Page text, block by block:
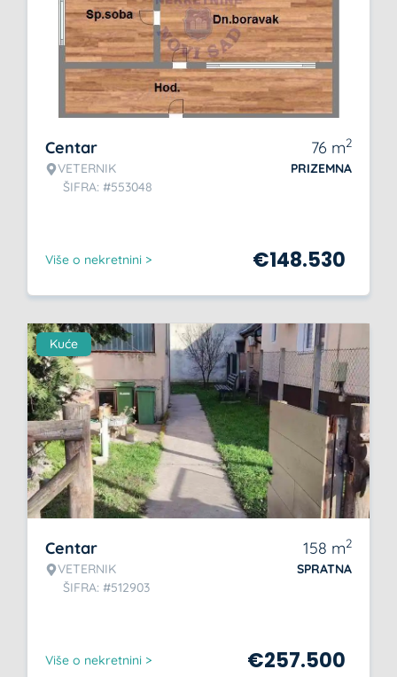
Centar
VETERNIK
ŠIFRA: #553048
76 m2
PRIZEMNA
Više o nekretnini > €148.530
Kuće
Centar
VETERNIK
ŠIFRA: #512903
158 m2
SPRATNA
Više o nekretnini > €257.500